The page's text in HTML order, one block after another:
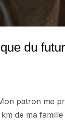
du
patron me
de ma famille